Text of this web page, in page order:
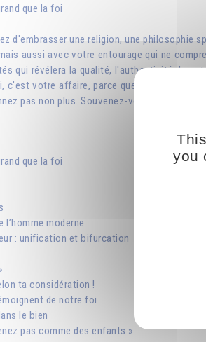
que la foi
d'embrasser une religion, une
aussi avec votre entourage qui ne
qui révélera la qualité, l'authenticité de
c'est votre affaire, parce que votre vie
pas non plus. Souvenez-vous que
que la foi
moderne
: unification et bifurcation
ta considération !
de notre foi
le bien
pas comme des enfants »
you